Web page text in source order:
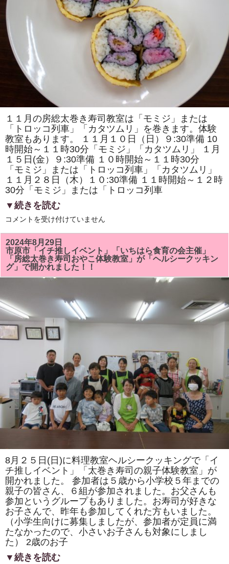
体
教
室
も
あ
り
す。
１１月の房総太巻き寿司教室は「モミジ」または
「トロッコ列車」「カタツムリ」を巻きます。体験
教室もあります。 １１月１０日（日）９:30準備 10
時開始～１１時30分「モミジ」「カタツムリ」 １月
１５日(金）９:30準備 １０時開始～１１時30分
「モミジ」または「トロッコ列車」「カタツムリ」
１１月２８日（木）１０:30準備 １１時開始～１２時
30分「モミジ」または「トロッコ列車
▼続きを読む
１
月
の
房
総
太
巻
き
教
室
は
「モ
ミ
ジ」
ま
コ
列
車」
「カ
ム
巻
ま
す。
体
験
教
室
も
あ
り
ま
す。
は
コメントを受け付けていません
2024年8月29日
市原市「イチ推しイベント」「いちはら食育の会主催」
「房総太巻き寿司おやこ体験教室」が「ヘルシークッキン
グ」で開かれました！！
8月２５日(日)に料理教室ヘルシークッキングで「イ
チ推しイベント」「太巻き寿司の親子体験教室」が
開かれました。 参加者は５歳から小学校５年までの
親子の皆さん、６組が参加されました。お父さんも
参加というグループもありました。お寿司が好きな
お子さんで、昨年も参加してくれた方もいました。
（小学生向けに募集しましたが、参加者が定員に満
たなかったので、小さいお子さんも対象にしまし
た） 2歳のお子
▼続きを読む